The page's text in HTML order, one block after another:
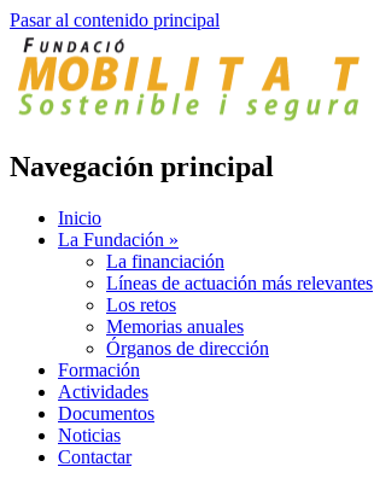
Pasar al contenido principal
Navegación principal
Inicio
La Fundación »
La financiación
Líneas de actuación más relevantes
Los retos
Memorias anuales
Órganos de dirección
Formación
Actividades
Documentos
Noticias
Contactar